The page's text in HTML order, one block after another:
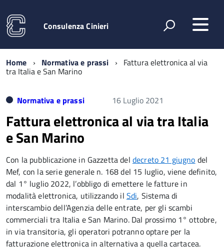
Consulenza Cinieri
Home Normativa e prassi Fattura elettronica al via
tra Italia e San Marino
Normativa e prassi 16 Luglio 2021
Fattura elettronica al via tra Italia
e San Marino
Con la pubblicazione in Gazzetta del decreto 21 giugno del
Mef, con la serie generale n. 168 del 15 luglio, viene definito,
dal 1° luglio 2022, l’obbligo di emettere le fatture in
modalità elettronica, utilizzando il Sdi, Sistema di
interscambio dell’Agenzia delle entrate, per gli scambi
commerciali tra Italia e San Marino. Dal prossimo 1° ottobre,
in via transitoria, gli operatori potranno optare per la
fatturazione elettronica in alternativa a quella cartacea.